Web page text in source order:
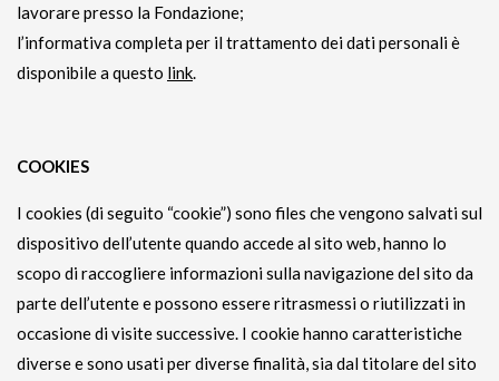
lavorare presso la Fondazione;
l’informativa completa per il trattamento dei dati personali è
disponibile a questo link.
COOKIES
I cookies (di seguito “cookie”) sono files che vengono salvati sul
dispositivo dell’utente quando accede al sito web, hanno lo
scopo di raccogliere informazioni sulla navigazione del sito da
parte dell’utente e possono essere ritrasmessi o riutilizzati in
occasione di visite successive. I cookie hanno caratteristiche
diverse e sono usati per diverse finalità, sia dal titolare del sito